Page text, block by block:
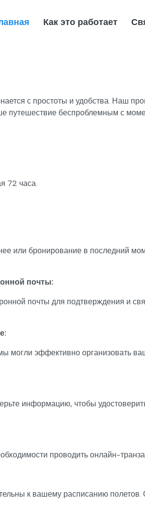
Как это работает
с простоты и удобства. Наш
путешествие беспроблемным с
72 часа.
или бронирование в последний
почты:
почты для подтверждения и
эффективно организовать
информацию, чтобы
проводить онлайн-
к вашему расписанию